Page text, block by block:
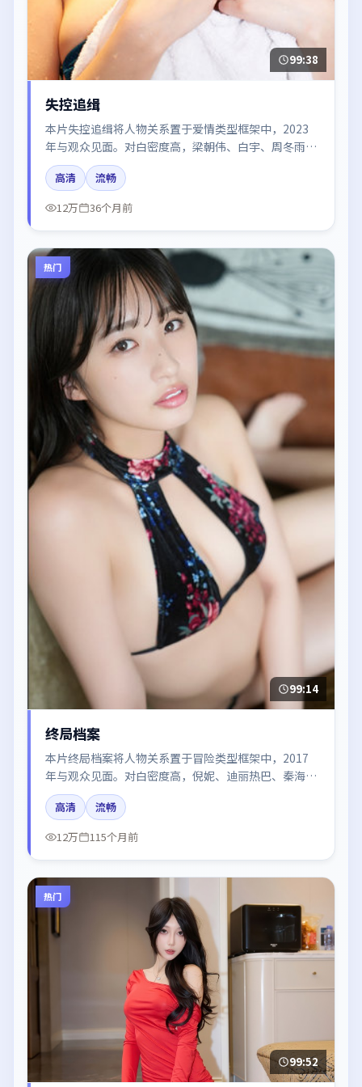
99:38
失控追缉
本片失控追缉将人物关系置于爱情类型框架中，2023
年与观众见面。对白密度高，梁朝伟、白宇、周冬雨的
台词节奏值得关注；整体气质偏中国大陆都市与冷色调
摄影。
高清
流畅
12万
36个月前
热门
99:14
终局档案
本片终局档案将人物关系置于冒险类型框架中，2017
年与观众见面。对白密度高，倪妮、迪丽热巴、秦海
璐、赵丽颖的台词节奏值得关注；整体气质偏韩国都市
与冷色调摄影。
高清
流畅
12万
115个月前
热门
99:52